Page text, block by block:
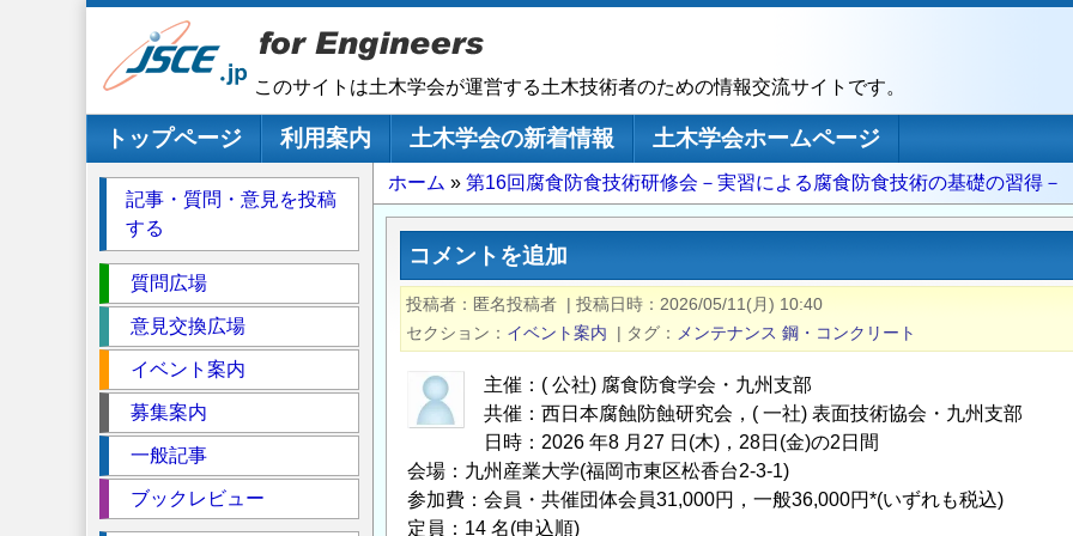
このサイトは土木学会が運営する土木技術者のための情報交流サイトです。
メインナビゲーション
トップページ 利用案内 土木学会の新着情報
土木学会ホームページ
パ
ン
ず
ホーム 第16回腐食防食技術研修会－実習による腐食防食技術の基礎の習得－
コメントを追加
投稿者 匿名投稿者 | 投稿日時
2026/05/11(月) 10:40
セクション
イベント案内 | タグ メンテナンス 鋼・コンクリート
主催：( 公社) 腐食防食学会・九州支部
共催：西日本腐蝕防蝕研究会，( 一社) 表面技術協会・九州支部
日時：2026 年8 月27 日(木)，28日(金)の2日間
会場：九州産業大学(福岡市東区松香台2-3-1)
参加費：会員・共催団体会員31,000円，一般36,000円*(いずれも税込)
定員：14 名(申込順)
記事・質問・意見を投稿
する
ク
シ
質問広場
意見交換広場
イベント案内
募集案内
一般記事
ブックレビュー